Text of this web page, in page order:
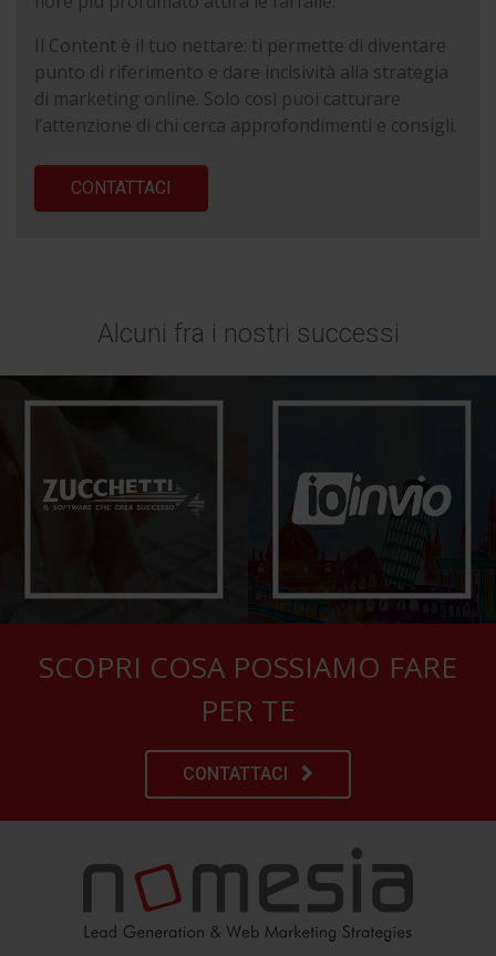
Il Content è il tuo nettare: ti permette di diventare
punto di riferimento e dare incisività alla strategia
di marketing online. Solo così puoi catturare
l’attenzione di chi cerca approfondimenti e consigli.
CONTATTACI
Alcuni fra i nostri successi
SCOPRI COSA POSSIAMO FARE
PER TE
CONTATTACI